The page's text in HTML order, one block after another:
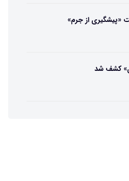
«پیشگیری از جرم»
کشف شد
آب درآمد!